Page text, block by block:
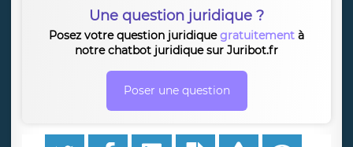
Une question juridique ?
Posez votre question juridiquegratuitement à
notre chatbot juridique sur Juribot.fr
Poser une question